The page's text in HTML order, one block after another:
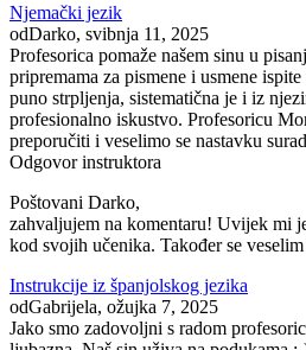
Njemački jezik
odDarko, svibnja 11, 2025
Profesorica pomaže našem sinu u
pripremama za pismene i usmene
puno strpljenja, sistematična je i iz
profesionalno iskustvo. Profesoricu
preporučiti i veselimo se nastavku
Odgovor instruktora
Poštovani Darko,
zahvaljujem na komentaru! Uvijek mi
kod svojih učenika. Također se
Instrukcije iz španjolskog jezika
odGabrijela, ožujka 7, 2025
Jako smo zadovoljni s radom